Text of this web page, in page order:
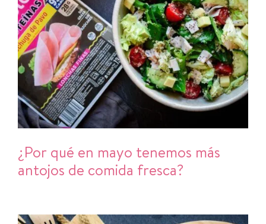
¿Por qué en mayo tenemos más
antojos de comida fresca?